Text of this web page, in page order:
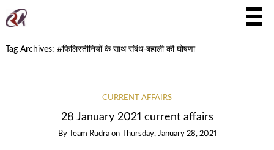
Tag Archives: #फिलिस्तीनियों के साथ संबंध-बहाली की घोषणा
CURRENT AFFAIRS
28 January 2021 current affairs
By Team Rudra on Thursday, January 28, 2021